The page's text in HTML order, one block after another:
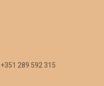
289 592 315